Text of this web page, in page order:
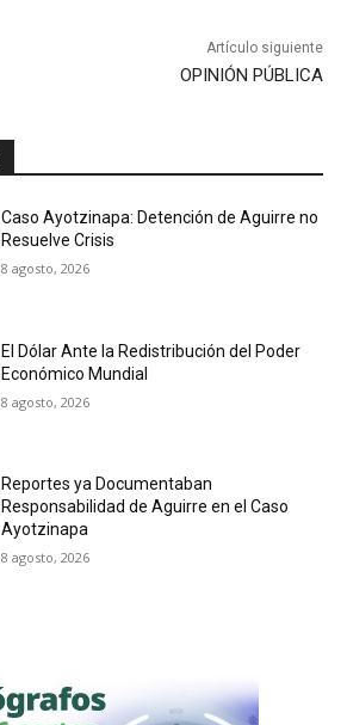
Artículo siguiente
OPINIÓN PÚBLICA
Caso Ayotzinapa: Detención de Aguirre no
Resuelve Crisis
8 agosto, 2026
El Dólar Ante la Redistribución del Poder
Económico Mundial
8 agosto, 2026
Reportes ya Documentaban
Responsabilidad de Aguirre en el Caso
Ayotzinapa
8 agosto, 2026